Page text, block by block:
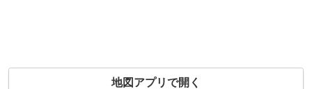
地図アプリで開く